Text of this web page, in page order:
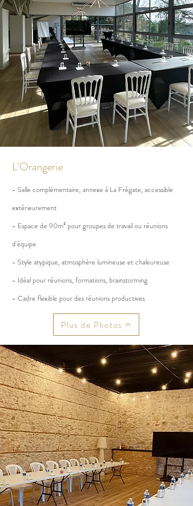
L'Orangerie
- Salle complémentaire, annexe à La Frégate, accessible
extérieurement
- Espace de 90m² pour groupes de travail ou réunions
d'équipe
- Style atypique, atmosphère lumineuse et chaleureuse
- Idéal pour réunions, formations, brainstorming
- Cadre flexible pour des réunions productives
Plus de Photos